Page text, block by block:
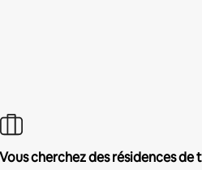
Vous cherchez des résidences de